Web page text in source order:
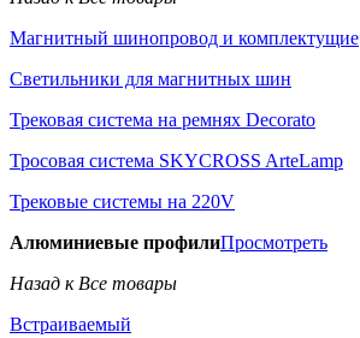
Магнитный шинопровод и комплектущие
Светильники для магнитных шин
Трековая система на ремнях Decorato
Тросовая система SKYCROSS ArteLamp
Трековые системы на 220V
Алюминиевые профилиПросмотреть
Назад к Все товары
Встраиваемый